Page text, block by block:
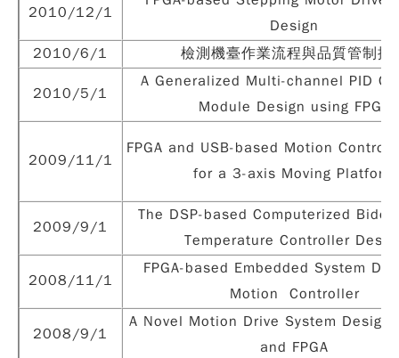
2010/12/1
Design
2010/6/1
檢測機臺作業流程與品質管制探
2010/5/1
A Generalized Multi-channel PID
Module Design using FPGA
2009/11/1
FPGA and USB-based Motion
for a 3-axis Moving Platform
2009/9/1
The DSP-based Computerized Bidet
Temperature Controller
2008/11/1
FPGA-based Embedded System
Motion Controller
2008/9/1
A Novel Motion Drive System Design
and FPGA